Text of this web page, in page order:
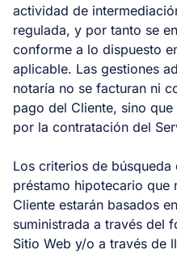
actividad de
regulada, y por tanto se
conforme a lo dispuesto
aplicable. Las gestiones
notaría no se facturan ni
pago del Cliente, sino
por la contratación del
Los criterios de
préstamo hipotecario que
Cliente estarán basados
suministrada a través del
Sitio Web y/o a través de